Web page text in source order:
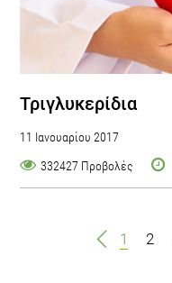
Τριγλυκερίδια
11 Ιανουαρίου 2017
332427 Προβολές
1 2